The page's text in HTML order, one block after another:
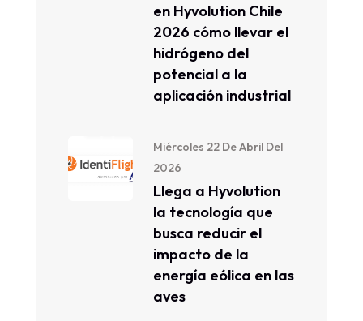
en Hyvolution Chile
2026 cómo llevar el
hidrógeno del
potencial a la
aplicación industrial
Miércoles 22 De Abril Del
2026
Llega a Hyvolution
la tecnología que
busca reducir el
impacto de la
energía eólica en las
aves